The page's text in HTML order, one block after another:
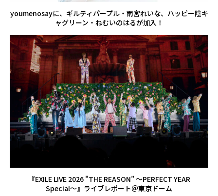
youmenosayに、ギルティパープル・雨宮れいな、ハッピー陰キ
ャグリーン・ねむいのはるが加入！
『EXILE LIVE 2026 "THE REASON” 〜PERFECT YEAR
Special〜』ライブレポート＠東京ドーム